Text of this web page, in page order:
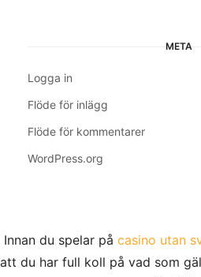
META
Logga in
Flöde för inlägg
Flöde för kommentarer
WordPress.org
Innan du spelar på casino utan
att du har full koll på vad som